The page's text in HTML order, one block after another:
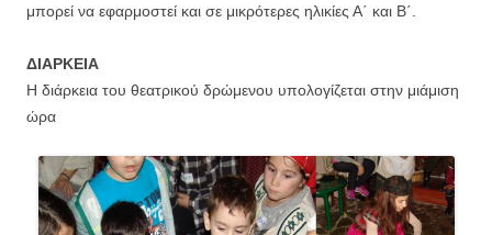
μπορεί να εφαρμοστεί και σε μικρότερες ηλικίες Α΄ και Β΄.
ΔΙΑΡΚΕΙΑ
Η διάρκεια του θεατρικού δρώμενου υπολογίζεται στην μιάμιση
ώρα